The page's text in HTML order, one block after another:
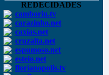
REDECIDADES
camboriu.tv
carazinho.net
caxias.net
cruzalta.net
espumoso.net
esteio.net
florianopolis.tv